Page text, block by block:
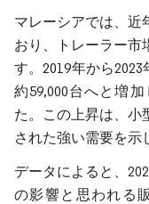
マレーシアでは、近
おり、トレーラー市
す。2019年から
約59,000台へと増
た。この上昇は、小
された強い需要を示
データによると、
の影響と思われる